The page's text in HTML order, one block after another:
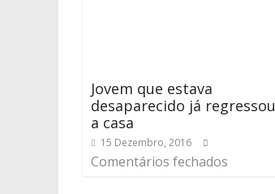
Jovem que estava
desaparecido já regressou
a casa
15 Dezembro, 2016
Comentários fechados